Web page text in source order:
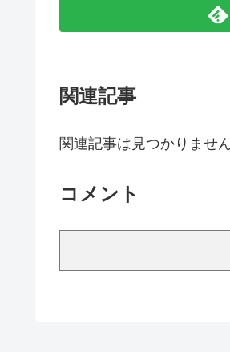
関連記事
関連記事は見つかりませ
コメント